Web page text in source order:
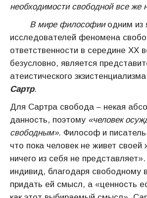
необходимости свободной все же
В мире философииодним из
исследователей феномена
ответственности в середине ХХ
безусловно, является
атеистического зкзистенциализма
Сартр.
Для Сартра свобода – некая
данность, поэтому «человек
свободным». Философ и
что пока человек не живет своей
ничего из себя не
индивид, благодаря свободному
придать ей смысл, а «ценность